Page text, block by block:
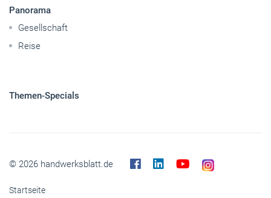
Panorama
Gesellschaft
Reise
Themen-Specials
© 2026 handwerksblatt.de
Startseite